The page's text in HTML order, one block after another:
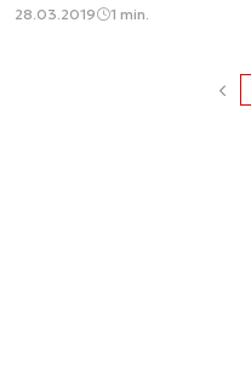
28.03.2019 1 min.